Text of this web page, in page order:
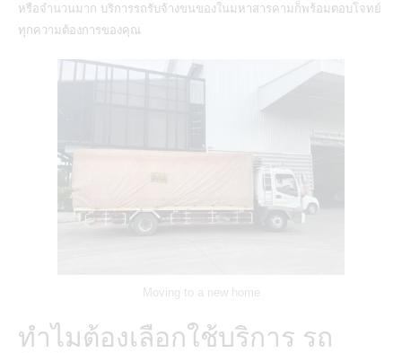
หรือจำนวนมาก บริการรถรับจ้างขนของในมหาสารคามก็พร้อมตอบโจทย์
ทุกความต้องการของคุณ
Moving to a new home
ทำไมต้องเลือกใช้บริการ รถ